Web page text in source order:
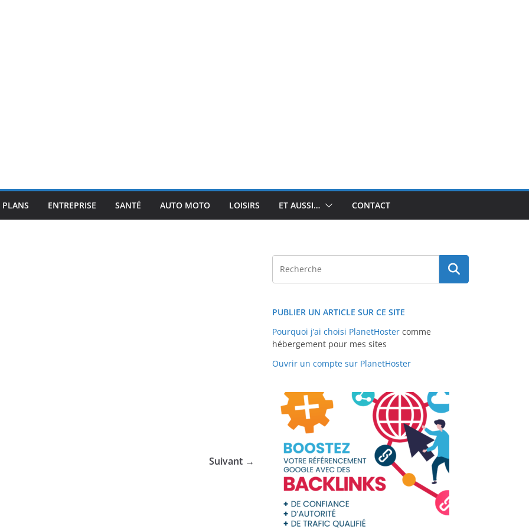
ENTREPRISE SANTÉ AUTO MOTO LOISIRS ET AUSSI… CONTACT
Suivant →
PUBLIER UN ARTICLE SUR CE SITE
Pourquoi j’ai choisi PlanetHoster comme
hébergement pour mes sites
Ouvrir un compte sur PlanetHoster